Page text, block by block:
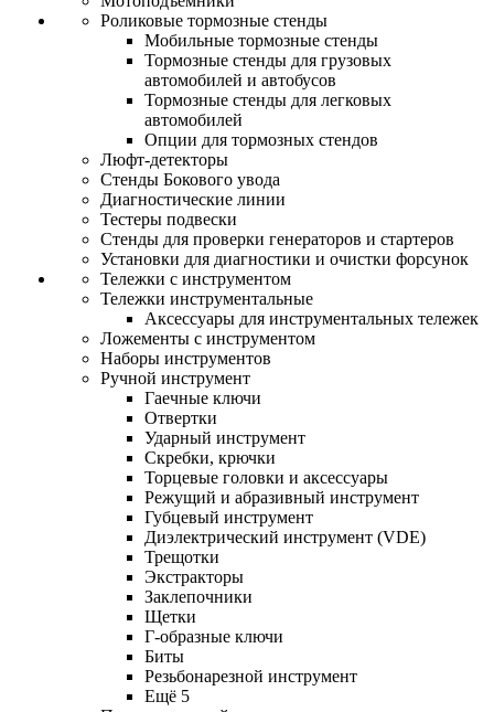
Роликовые тормозные стенды
Мобильные тормозные стенды
Тормозные стенды для грузовых
автомобилей и автобусов
Тормозные стенды для легковых
автомобилей
Опции для тормозных стендов
Люфт-детекторы
Стенды Бокового увода
Диагностические линии
Тестеры подвески
Стенды для проверки генераторов и стартеров
Установки для диагностики и очистки форсунок
Тележки с инструментом
Тележки инструментальные
Аксессуары для инструментальных тележек
Ложементы с инструментом
Наборы инструментов
Ручной инструмент
Гаечные ключи
Отвертки
Ударный инструмент
Скребки, крючки
Торцевые головки и аксессуары
Режущий и абразивный инструмент
Губцевый инструмент
Диэлектрический инструмент (VDE)
Трещотки
Экстракторы
Заклепочники
Щетки
Г-образные ключи
Биты
Резьбонарезной инструмент
Ещё 5